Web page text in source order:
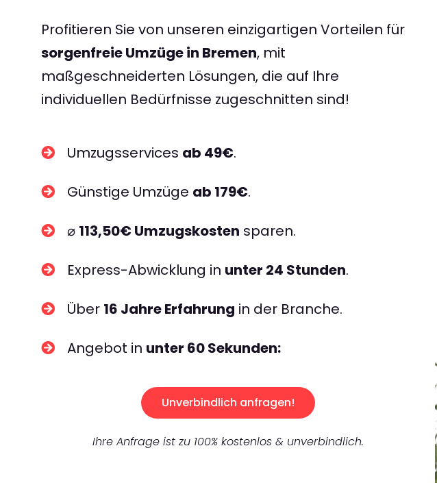
Profitieren Sie von unseren einzigartigen Vorteilen für
sorgenfreie Umzüge in Bremen, mit
maßgeschneiderten Lösungen, die auf Ihre
individuellen Bedürfnisse zugeschnitten sind!
Umzugsservices ab 49€.
Günstige Umzüge ab 179€.
⌀ 113,50€ Umzugskosten sparen.
Express-Abwicklung in unter 24 Stunden.
Über 16 Jahre Erfahrung in der Branche.
Angebot in unter 60 Sekunden:
Unverbindlich anfragen!
Ihre Anfrage ist zu 100% kostenlos & unverbindlich.